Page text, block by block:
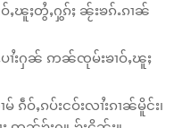
ၽူႈတွႆႇႁွၵ်ႈ ၼႂ်းၶၵ်ႉၵၢၼ်
ၢႆးႁၼ် ဢၼ်ၸုမ်းၶၢဝ်ႇၽူႈ
ဝ်ႇၵပ်းငဝ်းလၢႆးၵၢၼ်မိူင်း၊